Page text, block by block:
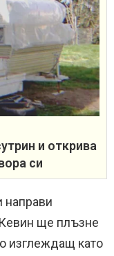
и открива
си
направи
ще плъзне
изглеждащ като